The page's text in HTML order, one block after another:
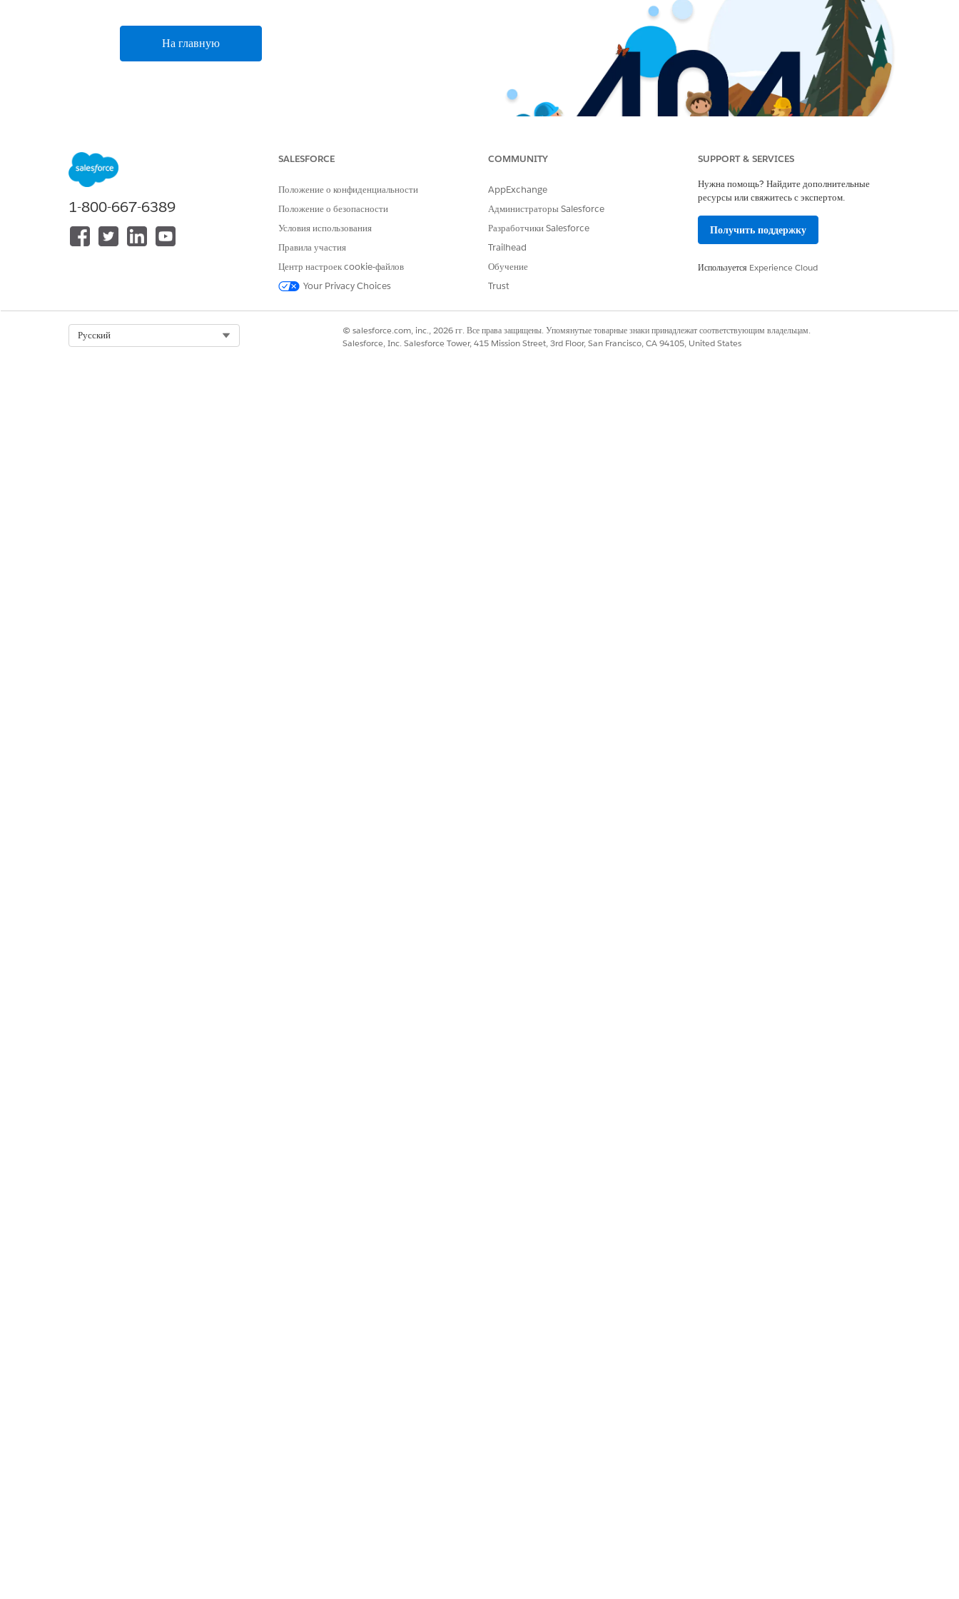
На главную
1-800-667-6389
SALESFORCE
Положение о конфиденциальности
Положение о безопасности
Условия использования
Правила участия
Центр настроек cookie-файлов
Your Privacy Choices
COMMUNITY
AppExchange
Администраторы Salesforce
Разработчики Salesforce
Trailhead
Обучение
Trust
SUPPORT & SERVICES
Нужна помощь? Найдите дополнительные
ресурсы или свяжитесь с экспертом.
Получить поддержку
Используется Experience Cloud
Русский
© salesforce.com, inc., 2026 гг. Все права защищены. Упомянутые товарные знаки принадлежат соответствующим владельцам.
Salesforce, Inc. Salesforce Tower, 415 Mission Street, 3rd Floor, San Francisco, CA 94105, United States